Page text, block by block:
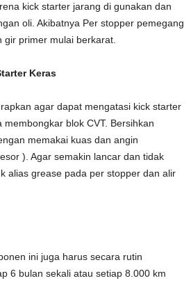
kick starter jarang di gunakan dan
oli. Akibatnya Per stopper pemegang
primer mulai berkarat.
Keras
agar dapat mengatasi kick starter
blok CVT. Bersihkan
memakai kuas dan angin
). Agar semakin lancar dan tidak
alias grease pada per stopper dan alir
ini juga harus secara rutin
6 bulan sekali atau setiap 8.000 km